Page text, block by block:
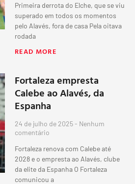
Primeira derrota do Elche, que se viu
superado em todos os momentos
pelo Alavés, fora de casa Pela oitava
rodada
READ MORE
Fortaleza empresta
Calebe ao Alavés, da
Espanha
24 de julho de 2025 Nenhum
comentário
Fortaleza renova com Calebe até
2028 e o empresta ao Alavés, clube
da elite da Espanha O Fortaleza
comunicou a